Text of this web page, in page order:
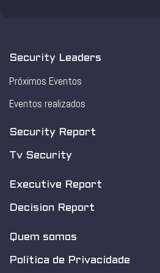
Security Leaders
Próximos Eventos
Eventos realizados
Security Report
Tv Security
Executive Report
Decision Report
Quem somos
Política de Privacidade